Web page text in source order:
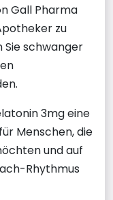
Gall Pharma
zu
Sie schwanger
3mg eine
Menschen, die
und auf
Rhythmus